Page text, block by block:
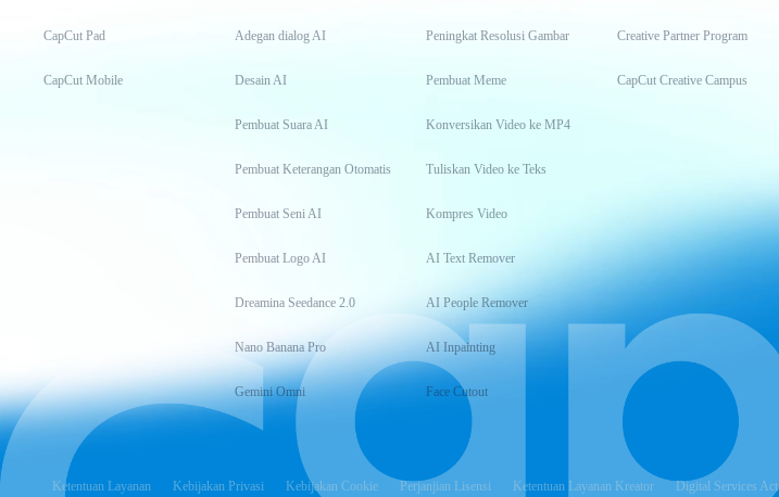
CapCut Pad
CapCut Mobile
Adegan dialog AI
Desain AI
Pembuat Suara AI
Pembuat Keterangan Otomatis
Pembuat Seni AI
Pembuat Logo AI
Dreamina Seedance 2.0
Nano Banana Pro
Gemini Omni
Peningkat Resolusi Gambar
Pembuat Meme
Konversikan Video ke MP4
Tuliskan Video ke Teks
Kompres Video
AI Text Remover
AI People Remover
AI Inpainting
Face Cutout
Creative Partner Program
CapCut Creative Campus
Ketentuan Layanan Kebijakan Privasi Kebijakan Cookie Perjanjian Lisensi Ketentuan Layanan Kreator Digital Services Act